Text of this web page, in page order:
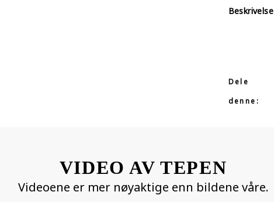
Beskrivelse
Dele
denne:
VIDEO AV TEPEN
Videoene er mer nøyaktige enn bildene våre.